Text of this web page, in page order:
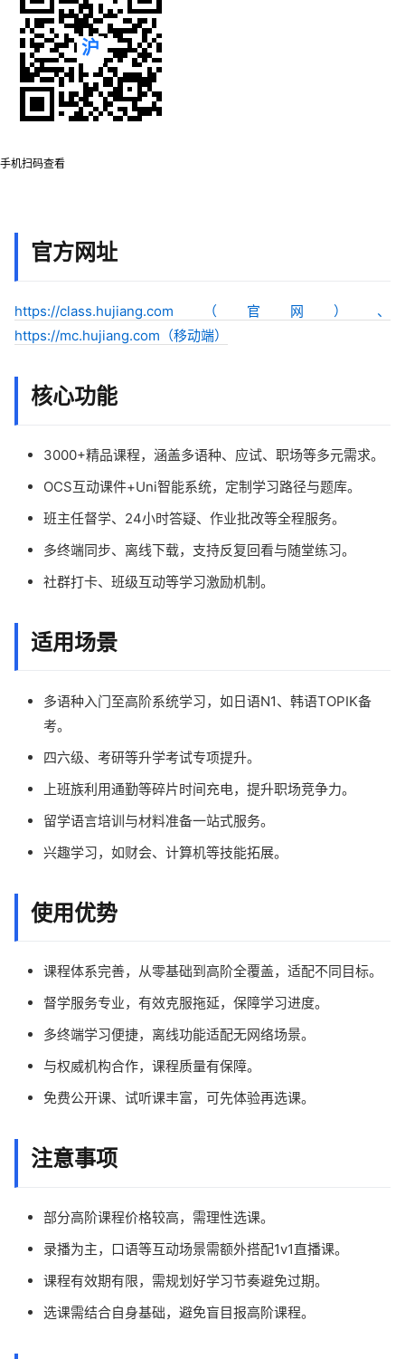
手机扫码查看
官方网址
https://class.hujiang.com（官网）、
https://mc.hujiang.com（移动端）
核心功能
3000+精品课程，涵盖多语种、应试、职场等多元需求。
OCS互动课件+Uni智能系统，定制学习路径与题库。
班主任督学、24小时答疑、作业批改等全程服务。
多终端同步、离线下载，支持反复回看与随堂练习。
社群打卡、班级互动等学习激励机制。
适用场景
多语种入门至高阶系统学习，如日语N1、韩语TOPIK备
考。
四六级、考研等升学考试专项提升。
上班族利用通勤等碎片时间充电，提升职场竞争力。
留学语言培训与材料准备一站式服务。
兴趣学习，如财会、计算机等技能拓展。
使用优势
课程体系完善，从零基础到高阶全覆盖，适配不同目标。
督学服务专业，有效克服拖延，保障学习进度。
多终端学习便捷，离线功能适配无网络场景。
与权威机构合作，课程质量有保障。
免费公开课、试听课丰富，可先体验再选课。
注意事项
部分高阶课程价格较高，需理性选课。
录播为主，口语等互动场景需额外搭配1v1直播课。
课程有效期有限，需规划好学习节奏避免过期。
选课需结合自身基础，避免盲目报高阶课程。